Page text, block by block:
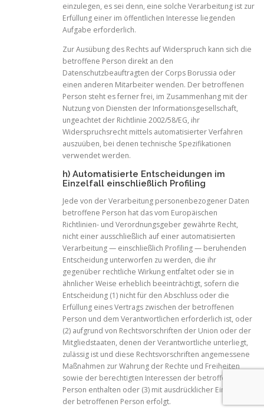
einzulegen, es sei denn, eine solche Verarbeitung ist zur
Erfüllung einer im öffentlichen Interesse liegenden
Aufgabe erforderlich.
Zur Ausübung des Rechts auf Widerspruch kann sich die
betroffene Person direkt an den
Datenschutzbeauftragten der Corps Borussia oder
einen anderen Mitarbeiter wenden. Der betroffenen
Person steht es ferner frei, im Zusammenhang mit der
Nutzung von Diensten der Informationsgesellschaft,
ungeachtet der Richtlinie 2002/58/EG, ihr
Widerspruchsrecht mittels automatisierter Verfahren
auszuüben, bei denen technische Spezifikationen
verwendet werden.
h) Automatisierte Entscheidungen im
Einzelfall einschließlich Profiling
Jede von der Verarbeitung personenbezogener Daten
betroffene Person hat das vom Europäischen
Richtlinien- und Verordnungsgeber gewährte Recht,
nicht einer ausschließlich auf einer automatisierten
Verarbeitung — einschließlich Profiling — beruhenden
Entscheidung unterworfen zu werden, die ihr
gegenüber rechtliche Wirkung entfaltet oder sie in
ähnlicher Weise erheblich beeinträchtigt, sofern die
Entscheidung (1) nicht für den Abschluss oder die
Erfüllung eines Vertrags zwischen der betroffenen
Person und dem Verantwortlichen erforderlich ist, oder
(2) aufgrund von Rechtsvorschriften der Union oder der
Mitgliedstaaten, denen der Verantwortliche unterliegt,
zulässig ist und diese Rechtsvorschriften angemessene
Maßnahmen zur Wahrung der Rechte und Freiheiten
sowie der berechtigten Interessen der betroffenen
Person enthalten oder (3) mit ausdrücklicher Einwilligung
der betroffenen Person erfolgt.